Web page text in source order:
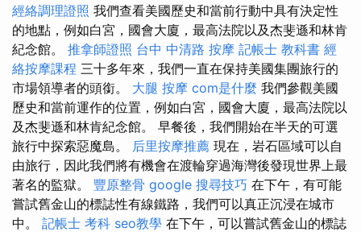
經絡調理證照 我們查看美國歷史和當前行動中具有決定性
的地點，例如白宮，國會大廈，最高法院以及杰斐遜和林肯
紀念館。 推拿師證照 台中 中清路 按摩 記帳士 教科書 經
絡按摩課程 三十多年來，我們一直在保持美國集團旅行的
市場領導者的頭銜。 大腿 按摩 com是什麼 我們參觀美國
歷史和當前運作的位置，例如白宮，國會大廈，最高法院以
及杰斐遜和林肯紀念館。 早餐後，我們開始在半天的可選
旅行中探索惡魔島。 后里按摩推薦 現在，岩石區域可以自
由旅行，因此我們將有機會在渡輪穿過海灣後發現世界上最
著名的監獄。 豐原整骨 google 搜尋技巧 在下午，有可能
嘗試舊金山的標誌性有線鐵路，我們可以真正沉浸在城市
中。 記帳士 考科 seo教學 在下午，可以嘗試舊金山的標誌